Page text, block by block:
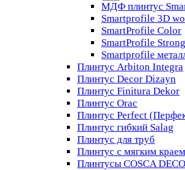
МДФ плинтус
Smartprofile 3D
SmartProfile Color
SmartProfile Strong
Smartprofile
Плинтус Arbiton Integra
Плинтус Decor Dizayn
Плинтус Finitura Dekor
Плинтус Orac
Плинтус Perfect
Плинтус гибкий Salag
Плинтус для труб
Плинтус с мягким краем
Плинтусы COSCA